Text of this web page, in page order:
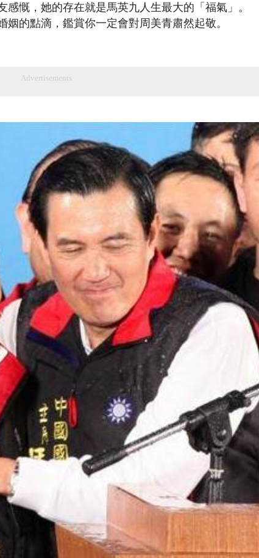
慨，她的存在就是馬英九人生最大的「福氣」。
的點滴，鑑賞你一定會對周美青肅然起敬。
Advertisements